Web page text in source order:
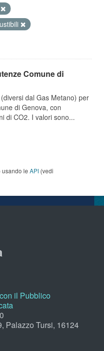
Comune di
dal Gas Metano) per
di Genova, con
di CO2. I valori sono...
usando le API (vedi
il Pubblico
Palazzo Tursi, 16124